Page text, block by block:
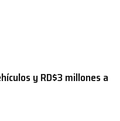
y RD$3 millones a